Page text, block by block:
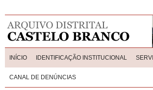
INÍCIO IDENTIFICAÇÃO INSTITUCIONAL
CANAL DE DENÚNCIAS